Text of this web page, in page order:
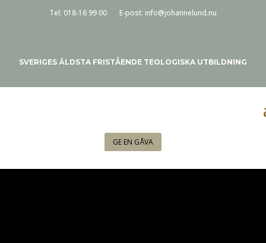
Tel: 018-16 99 00 E-post: info@johannelund.nu
SVERIGES ÄLDSTA FRISTÅENDE TEOLOGISKA UTBILDNING
GE EN GÅVA